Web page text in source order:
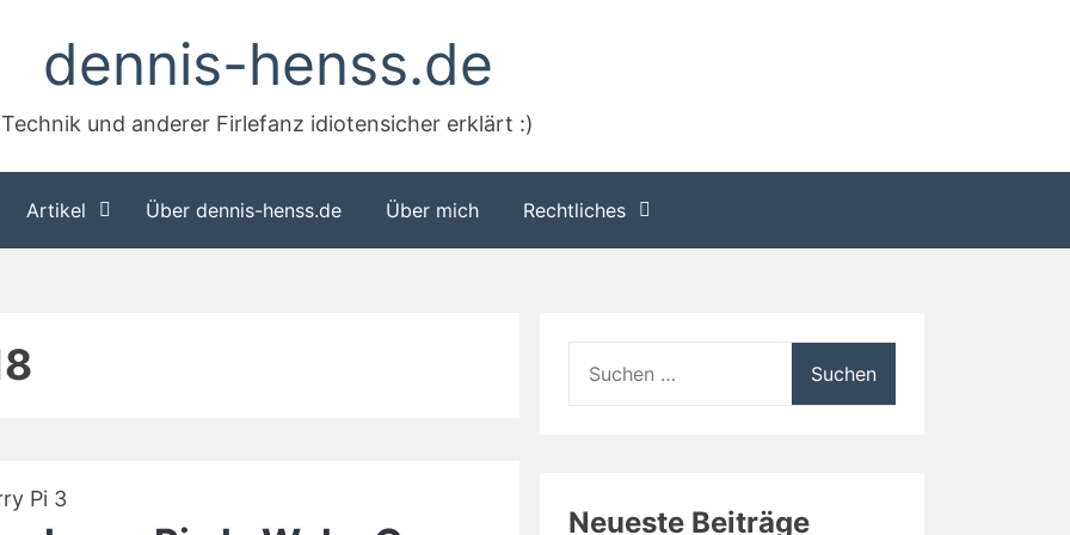
dennis-henss.de
Technik und anderer Firlefanz idiotensicher erklärt :)
Artikel Über dennis-henss.de Über mich Rechtliches
nach:
Neueste Beiträge